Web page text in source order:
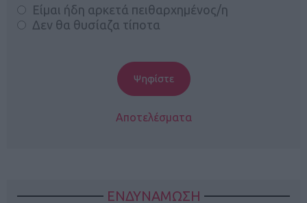
Είμαι ήδη αρκετά πειθαρχημένος/η
Δεν θα θυσίαζα τίποτα
Αποτελέσματα
ΕΝΔΥΝΑΜΩΣΗ